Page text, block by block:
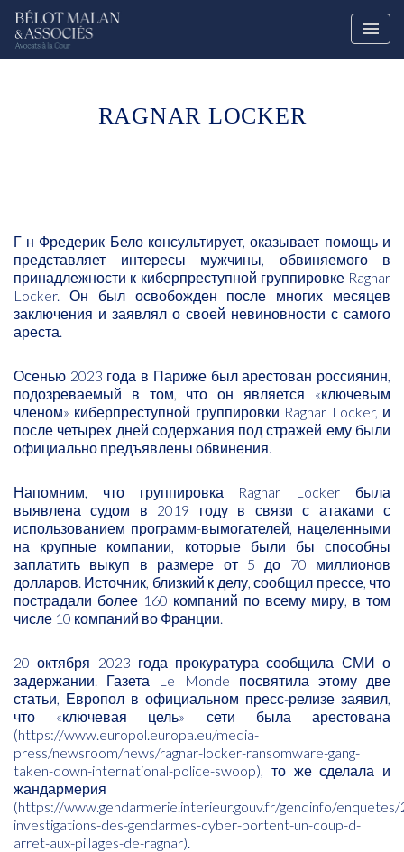
RAGNAR LOCKER
Г-н Фредерик Бело консультирует, оказывает помощь и
представляет интересы мужчины, обвиняемого в
принадлежности к киберпреступной группировке Ragnar
Locker. Он был освобожден после многих месяцев
заключения и заявлял о своей невиновности с самого
ареста.
Осенью 2023 года в Париже был арестован россиянин,
подозреваемый в том, что он является «ключевым
членом» киберпреступной группировки Ragnar Locker, и
после четырех дней содержания под стражей ему были
официально предъявлены обвинения.
Напомним, что группировка Ragnar Locker была
выявлена судом в 2019 году в связи с атаками с
использованием программ-вымогателей, нацеленными
на крупные компании, которые были бы способны
заплатить выкуп в размере от 5 до 70 миллионов
долларов. Источник, близкий к делу, сообщил прессе, что
пострадали более 160 компаний по всему миру, в том
числе 10 компаний во Франции.
20 октября 2023 года прокуратура сообщила СМИ о
задержании. Газета Le Monde посвятила этому две
статьи, Европол в официальном пресс-релизе заявил,
что «ключевая цель» сети была арестована
(https://www.europol.europa.eu/media-
press/newsroom/news/ragnar-locker-ransomware-gang-
taken-down-international-police-swoop), то же сделала и
жандармерия
(https://www.gendarmerie.interieur.gouv.fr/gendinfo/
investigations-des-gendarmes-cyber-portent-un-coup-d-
arret-aux-pillages-de-ragnar).